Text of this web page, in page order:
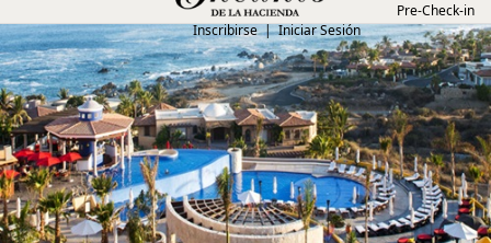
Inscribirse|Iniciar Sesión
Pre-Check-in